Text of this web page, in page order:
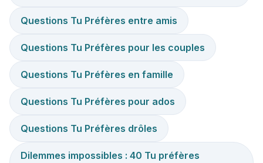
Questions Tu Préfères entre amis
Questions Tu Préfères pour les couples
Questions Tu Préfères en famille
Questions Tu Préfères pour ados
Questions Tu Préfères drôles
Dilemmes impossibles : 40 Tu préfères